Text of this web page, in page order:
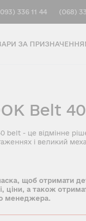
336 11 44 (068)
ЗА
Belt 40
belt - це відмінне
і великий
щоб отримати
ціни, а також
менеджера.